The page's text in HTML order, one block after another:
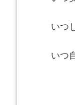
いつ
いつ